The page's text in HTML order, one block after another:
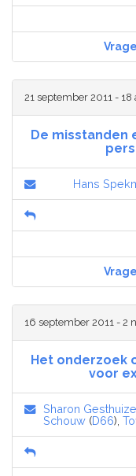
21 september 2011 - 18
De misstanden
Hans
16 september 2011 - 2
Het onderzoek
voor
Sharon
Schouw (D66),